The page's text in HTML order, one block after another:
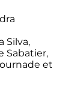
Silva,
Sabatier,
et